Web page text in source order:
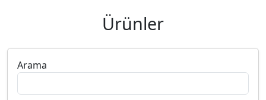
Ürünler
Arama